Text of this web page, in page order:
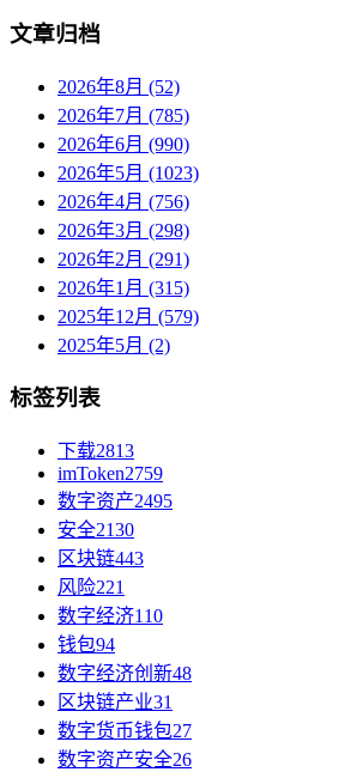
文章归档
2026年8月 (52)
2026年7月 (785)
2026年6月 (990)
2026年5月 (1023)
2026年4月 (756)
2026年3月 (298)
2026年2月 (291)
2026年1月 (315)
2025年12月 (579)
2025年5月 (2)
标签列表
下载2813
imToken2759
数字资产2495
安全2130
区块链443
风险221
数字经济110
钱包94
数字经济创新48
区块链产业31
数字货币钱包27
数字资产安全26